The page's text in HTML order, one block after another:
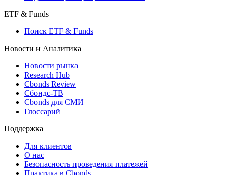
Макроэкономика
Виджет: Карта процентных ставок
ETF & Funds
Поиск ETF & Funds
Новости и Аналитика
Новости рынка
Research Hub
Сбондс-ТВ
Глоссарий
Поддержка